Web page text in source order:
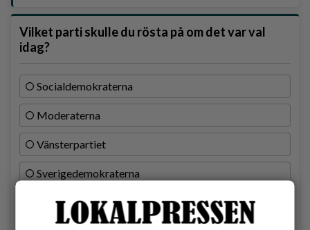
Vilket parti skulle du rösta på om det var val
idag?
Socialdemokraterna
Moderaterna
Vänsterpartiet
Sverigedemokraterna
Miljöpartiet